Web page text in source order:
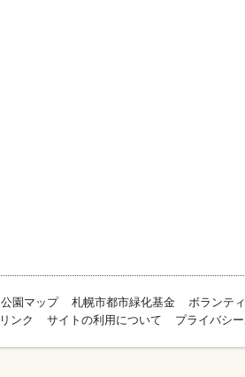
公園マップ 札幌市都市緑化基金
ボランテ
リンク サイトの利用について プライバシ